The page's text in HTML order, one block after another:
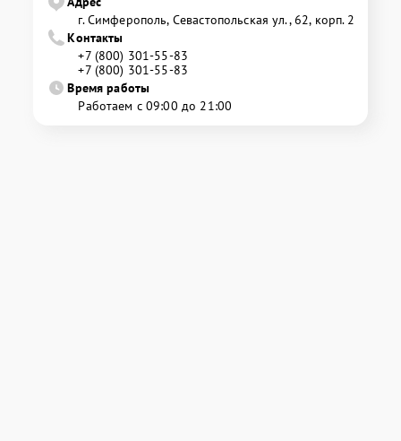
г. Симферополь, Севастопольская ул., 62, корп. 2
Контакты
+7 (800) 301-55-83
+7 (800) 301-55-83
Время работы
Работаем с 09:00 до 21:00